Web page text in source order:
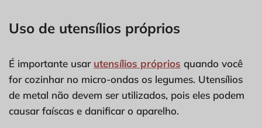
Uso de utensílios próprios
É importante usar utensílios próprios quando você
for cozinhar no micro-ondas os legumes. Utensílios
de metal não devem ser utilizados, pois eles podem
causar faíscas e danificar o aparelho.